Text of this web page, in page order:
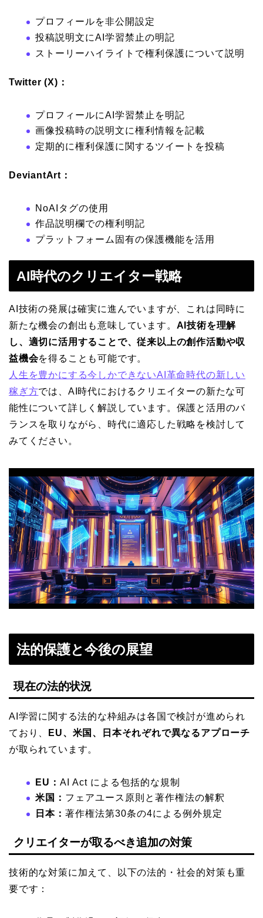
プロフィールを非公開設定
投稿説明文にAI学習禁止の明記
ストーリーハイライトで権利保護について説明
Twitter (X)：
プロフィールにAI学習禁止を明記
画像投稿時の説明文に権利情報を記載
定期的に権利保護に関するツイートを投稿
DeviantArt：
NoAIタグの使用
作品説明欄での権利明記
プラットフォーム固有の保護機能を活用
AI時代のクリエイター戦略
AI技術の発展は確実に進んでいますが、これは同時に
新たな機会の創出も意味しています。 AI技術を理解
し、適切に活用することで、従来以上の創作活動や収
益機会を得ることも可能です。
人生を豊かにする今しかできないAI革命時代の新しい
稼ぎ方では、AI時代におけるクリエイターの新たな可
能性について詳しく解説しています。保護と活用のバ
ランスを取りながら、時代に適応した戦略を検討して
みてください。
法的保護と今後の展望
現在の法的状況
AI学習に関する法的な枠組みは各国で検討が進められ
ており、
EU、米国、日本それぞれで異なるアプローチ
が取られています。
EU： AI Act による包括的な規制
米国： フェアユース原則と著作権法の解釈
日本： 著作権法第30条の4による例外規定
クリエイターが取るべき追加の対策
技術的な対策に加えて、以下の法的・社会的対策も重
要です：